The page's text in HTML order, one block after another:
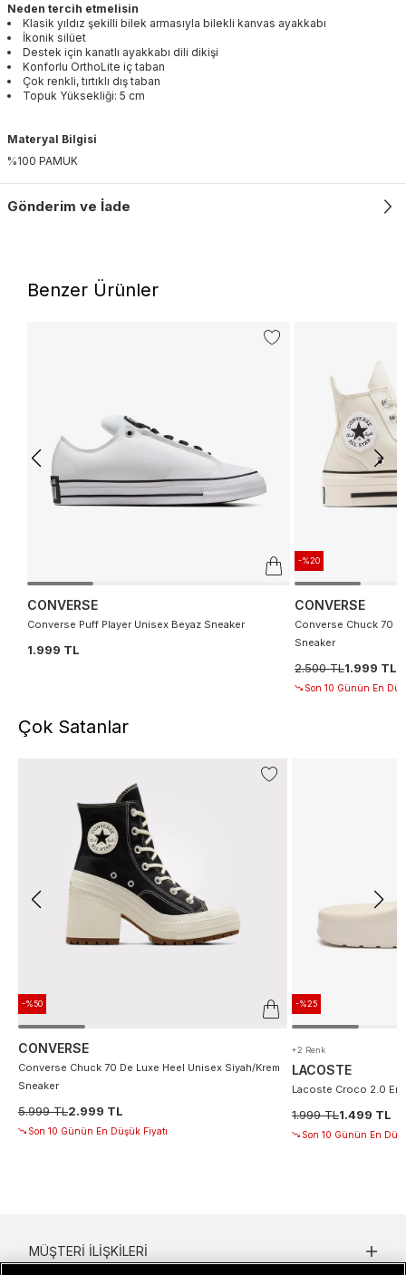
Neden tercih etmelisin
Klasik yıldız şekilli bilek armasıyla bilekli kanvas ayakkabı
İkonik silüet
Destek için kanatlı ayakkabı dili dikişi
Konforlu OrthoLite iç taban
Çok renkli, tırtıklı dış taban
Topuk Yüksekliği: 5 cm
Materyal Bilgisi
%100 PAMUK
Gönderim ve İade
Benzer Ürünler
CONVERSE
Converse Puff Player Unisex Beyaz Sneaker
1.999 TL
-%20
CONVERSE
Converse Chuck 70
Sneaker
2.500 TL1.999 TL
Son 10 Günün En
Çok Satanlar
-%50
CONVERSE
Converse Chuck 70 De Luxe Heel Unisex Siyah/Krem
Sneaker
5.999 TL2.999 TL
Son 10 Günün En Düşük Fiyatı
-%25
+2 Renk
LACOSTE
Lacoste Croco 2.0
1.999 TL1.499 TL
Son 10 Günün En
MÜŞTERI İLIŞKILERI